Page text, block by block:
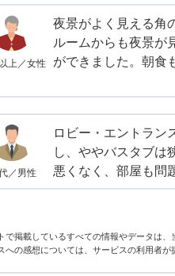
上／女性
夜景がよく見える角
ルームからも夜景が
ができました。朝食
／男性
ロビー・エントラン
し、ややバスタブは
悪くなく、部屋も問
で掲載しているすべての情報やデータは
への感想については、サービスの利用者